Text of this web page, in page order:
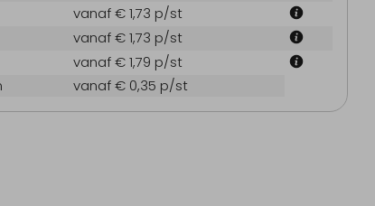
vanaf € 1,73 p/st
vanaf € 1,73 p/st
vanaf € 1,79 p/st
vanaf € 0,35 p/st